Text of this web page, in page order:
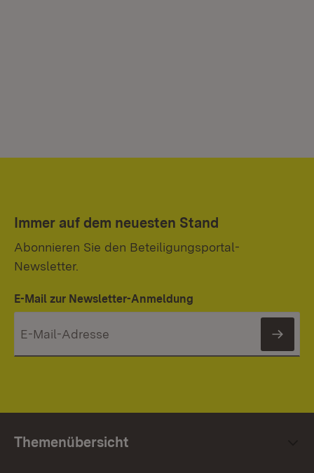
Immer auf dem neuesten Stand
Abonnieren Sie den Beteiligungsportal-
Newsletter.
E-Mail zur Newsletter-Anmeldung
Themenübersicht